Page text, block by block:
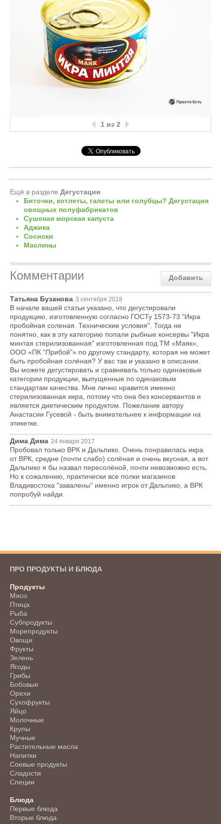
1 из 2
Ещё в разделе Дегустации
Биточки, котлеты, галеты или голубцы? Дегустация
овощных полуфабрикатов
Сушеная морская капуста
Аджика
Сосиски
Маслины
Добавить
Комментарии
Татьяна Бузанова 3 сентября 2018
В начале вашей статьи указано, что дегустировали
продукцию, изготовленную согласно ГОСТу 1573-73 "Икра
пробойная соленая. Технические условия". Тогда не
понятно, как в эту категорию попали рыбные консервы "Икра
минтая стерилизованная" изготовленная под ТМ «Маяк»,
ООО «ПК “Прибой”» по другому стандарту, которая не может
быть пробойная солёная? У вас так и указано в описании.
Вы можете дегустировать и сравнивать только одинаковые
категории продукции, выпущенные по одинаковым
стандартам качества. Мне лично нравится именно
стерилизованная икра, потому что она без консервантов и
является диетическим продуктом. Пожелание автору
Анастасии Гусевой - быть внимательнее к информации на
этикетке.
Дима Дима 24 января 2017
Пробовал только ВРК и Дальпико. Очень понравилась икра
от ВРК, средне (почти слабо) солёная и очень вкусная, а вот
Дальпико я бы назвал пересолёной, почти невозможно есть.
Но к сожалению, практически все полки магазинов
Владивостока "завалены" именно игрок от Дальпико, а ВРК
попробуй найди.
ПРО ПРОДУКТЫ И БЛЮДА
Продукты
Мясо
Птица
Рыба
Субпродукты
Морепродукты
Овощи
Фрукты
Зелень
Ягоды
Грибы
Бобовые
Орехи
Сухофрукты
Яйцо
Молочные
Крупы
Мучные
Растительные масла
Напитки
Соевые продукты
Сладости
Специи
Блюда
Первые блюда
Вторые блюда